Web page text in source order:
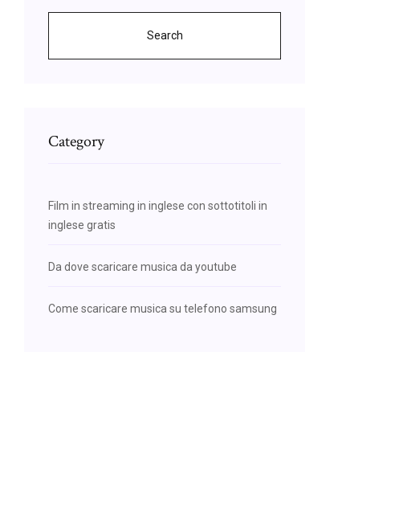
Search
Category
Film in streaming in inglese con sottotitoli in
inglese gratis
Da dove scaricare musica da youtube
Come scaricare musica su telefono samsung